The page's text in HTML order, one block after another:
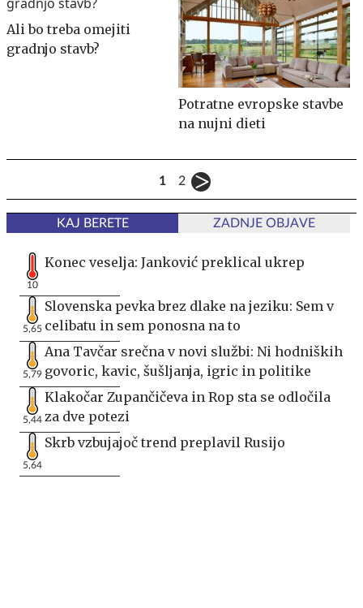
Ali bo treba omejiti
gradnjo stavb?
Potratne evropske stavbe
na nujni dieti
1 2
KAJ BERETE ZADNJE OBJAVE
10
Konec veselja: Janković preklical ukrep
5,65
Slovenska pevka brez dlake na jeziku: Sem v
celibatu in sem ponosna na to
5,79
Ana Tavčar srečna v novi službi: Ni hodniških
govoric, kavic, šušljanja, igric in politike
5,44
Klakočar Zupančičeva in Rop sta se odločila
za dve potezi
5,64
Skrb vzbujajoč trend preplavil Rusijo